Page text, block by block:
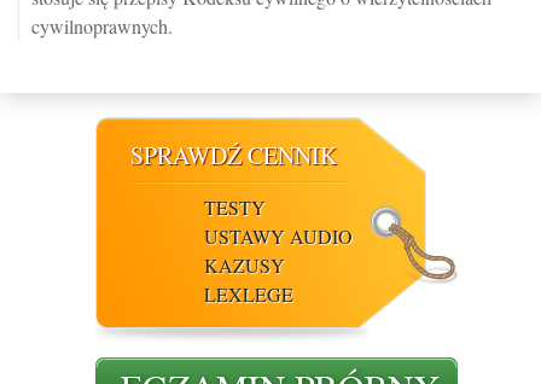
cywilnoprawnych.
SPRAWDŹ CENNIK
TESTY
USTAWY AUDIO
KAZUSY
LEXLEGE